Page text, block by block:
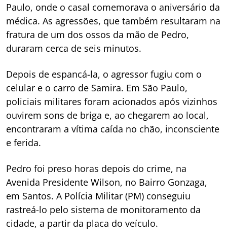
Paulo, onde o casal comemorava o aniversário da
médica. As agressões, que também resultaram na
fratura de um dos ossos da mão de Pedro,
duraram cerca de seis minutos.
Depois de espancá-la, o agressor fugiu com o
celular e o carro de Samira. Em São Paulo,
policiais militares foram acionados após vizinhos
ouvirem sons de briga e, ao chegarem ao local,
encontraram a vítima caída no chão, inconsciente
e ferida.
Pedro foi preso horas depois do crime, na
Avenida Presidente Wilson, no Bairro Gonzaga,
em Santos. A Polícia Militar (PM) conseguiu
rastreá-lo pelo sistema de monitoramento da
cidade, a partir da placa do veículo.